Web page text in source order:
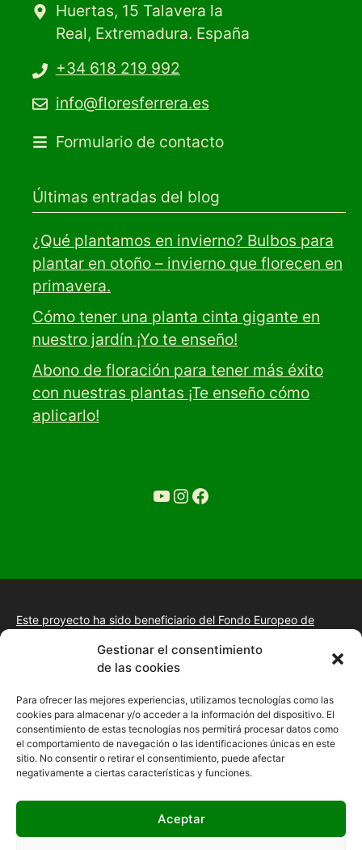
Gestionar el consentimiento
de las cookies
Para ofrecer las mejores experiencias, utilizamos tecnologías como las
cookies para almacenar y/o acceder a la información del dispositivo. El
consentimiento de estas tecnologías nos permitirá procesar datos como
el comportamiento de navegación o las identificaciones únicas en este
sitio. No consentir o retirar el consentimiento, puede afectar
negativamente a ciertas características y funciones.
Aceptar
Huertas, 15 Talavera la
Real, Extremadura. España
+34 618 219 992
info@floresferrera.es
Formulario de contacto
Últimas entradas del blog
¿Qué plantamos en invierno? Bulbos para
plantar en otoño – invierno que florecen en
primavera.
Cómo tener una planta cinta gigante en
nuestro jardín ¡Yo te enseño!
Abono de floración para tener más éxito
con nuestras plantas ¡Te enseño cómo
aplicarlo!
YouTube
Ir a la cuenta de Instagram de Restaurante Tuétano
Ir a la cuenta de facebook de Restaurante Tuétano
Este proyecto ha sido beneficiario del Fondo Europeo de
Proyecto de desarrollo web y tienda online, fomento de la
presencia “Online” mediante la implantación de una estrategia
mejora de imagen digital en las empresas de la Comunidad
Autónoma de Extremadura